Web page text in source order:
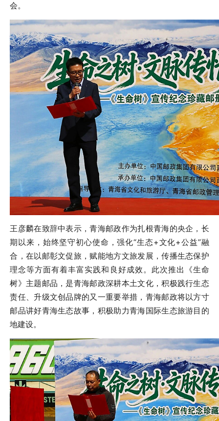
会。
王彦麟在致辞中表示，青海邮政作为扎根青海的央企，长
期以来，始终坚守初心使命，强化“生态+文化+公益”融
合，在以邮彰文促旅，赋能地方文旅发展，传播生态保护
理念等方面有着丰富实践和良好成效。此次推出《生命
树》主题邮品，是青海邮政深耕本土文化，积极践行生态
责任、升级文创品牌的又一重要举措，青海邮政将以方寸
邮品讲好青海生态故事，积极助力青海国际生态旅游目的
地建设。